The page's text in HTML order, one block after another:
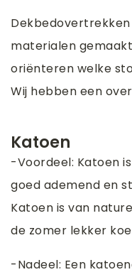
materialen
oriënteren welke
Wij hebben een
Katoen
-Voordeel: Katoen
goed ademend en
Katoen is van
de zomer lekker
-Nadeel: Een